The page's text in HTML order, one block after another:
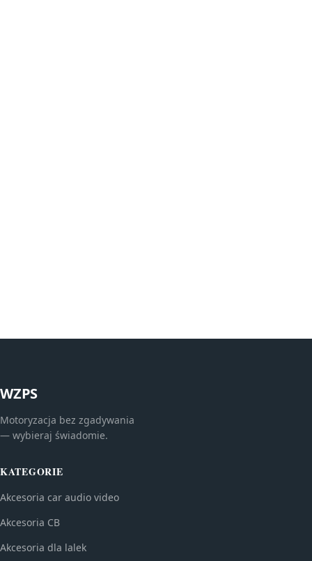
WZPS
Motoryzacja bez zgadywania
— wybieraj świadomie.
KATEGORIE
Akcesoria car audio video
Akcesoria CB
Akcesoria dla lalek